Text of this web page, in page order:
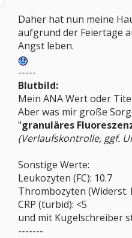
Daher hat nun meine
aufgrund der Feiertage
Angst leben.
-----
Blutbild:
Mein ANA Wert oder
Aber was mir große
"granuläres
(Verlaufskontrolle, ggf.
Sonstige Werte:
Leukozyten (FC): 10.7
Thrombozyten (Widerst.
CRP (turbid): <5
und mit Kugelschreiber
-------